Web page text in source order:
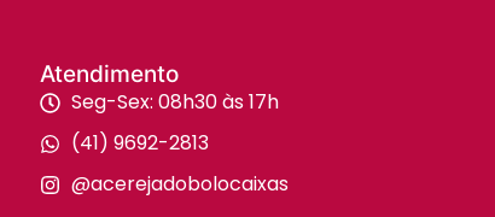
Atendimento
Seg-Sex: 08h30 às 17h
(41) 9692-2813
@acerejadobolocaixas